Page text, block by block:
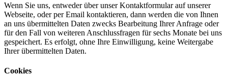
Wenn Sie uns, entweder über unser Kontaktformular auf unserer
Webseite, oder per Email kontaktieren, dann werden die von Ihnen
an uns übermittelten Daten zwecks Bearbeitung Ihrer Anfrage oder
für den Fall von weiteren Anschlussfragen für sechs Monate bei uns
gespeichert. Es erfolgt, ohne Ihre Einwilligung, keine Weitergabe
Ihrer übermittelten Daten.
Cookies